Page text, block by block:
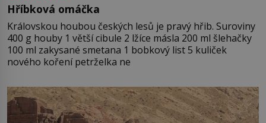
Hříbková omáčka
Královskou houbou českých lesů je pravý hřib. Suroviny
400 g houby 1 větší cibule 2 lžíce másla 200 ml šlehačky
100 ml zakysané smetana 1 bobkový list 5 kuliček
nového koření petrželka ne